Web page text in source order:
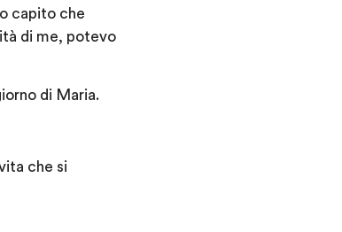
capito che
di me, potevo
di Maria.
che si